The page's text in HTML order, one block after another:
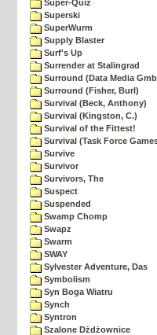
Super-Quiz
Superski
SuperWurm
Supply Blaster
Surf's Up
Surrender at Stalingrad
Surround (Data Media
Surround (Fisher, Burl)
Survival (Beck, Anthony)
Survival (Kingston, C.)
Survival of the Fittest!
Survival (Task Force
Survive
Survivor
Survivors, The
Suspect
Suspended
Swamp Chomp
Swapz
Swarm
SWAY
Sylvester Adventure, Das
Symbolism
Syn Boga Wiatru
Synch
Syntron
Szalone Dżdżownice